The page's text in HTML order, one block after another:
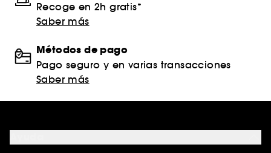
Recoge en 2h gratis*
Saber más
Métodos de pago
Pago seguro y en varias transacciones
Saber más